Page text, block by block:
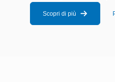
Scopri di più